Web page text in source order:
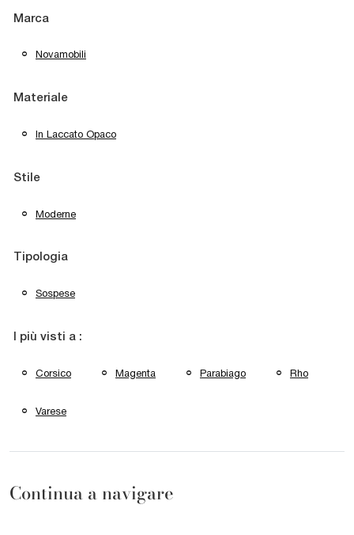
Marca
Novamobili
Materiale
In Laccato Opaco
Stile
Moderne
Tipologia
Sospese
I più visti a :
Corsico Magenta Parabiago Rho
Varese
Continua a navigare